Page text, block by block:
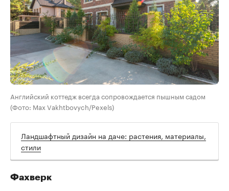
Английский коттедж всегда сопровождается пышным садом
(Фото: Max Vakhtbovych/Pexels)
Ландшафтный дизайн на даче: растения, материалы,
стили
Фахверк